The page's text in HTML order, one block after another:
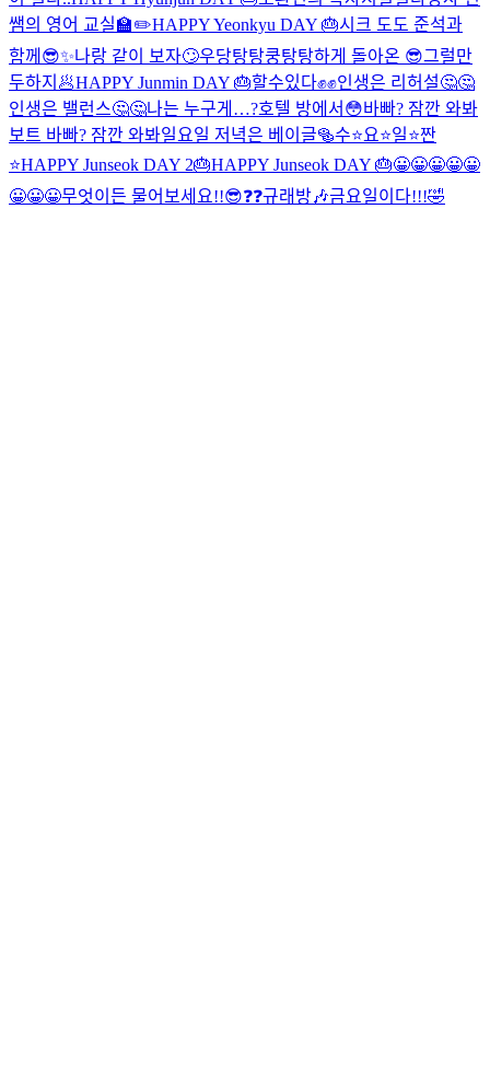
쌤의 영어 교실🏫✏️HAPPY Yeonkyu DAY 🎂시크 도도 준석과
함께😎✨나랑 같이 보자🙄우당탕탕쿵탕탕하게 돌아온 😎그럴만
두하지🥟HAPPY Junmin DAY 🎂할수있다✊✊인생은 리허설🤔🤔
인생은 밸런스🤔🤔나는 누구게…?호텔 방에서😳바빠? 잠깐 와봐
보트 바빠? 잠깐 와봐일요일 저녁은 베이글🥯수⭐️요⭐️일⭐️짠
⭐️HAPPY Junseok DAY 2🎂HAPPY Junseok DAY 🎂😀😀😀😀😀
😀😀😀무엇이든 물어보세요!!😎❓❓규래방🎶금요일이다!!!🤣